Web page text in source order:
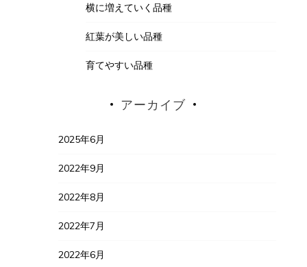
横に増えていく品種
紅葉が美しい品種
育てやすい品種
アーカイブ
2025年6月
2022年9月
2022年8月
2022年7月
2022年6月